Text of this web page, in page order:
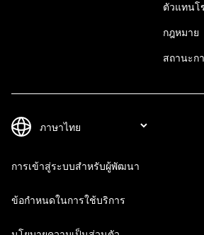
ตัวแทนโ
กฎหมาย
สถานะก
การเข้าสู่ระบบสำหรับผู้พัฒนา
ข้อกำหนดในการใช้บริการ